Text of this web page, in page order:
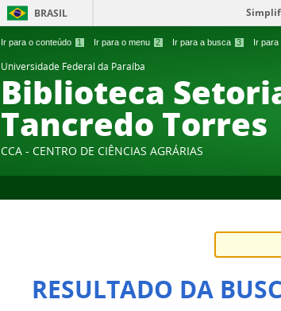
Ir para o conteúdo 1 Ir para o menu 2 Ir para a busca 3 Ir para
BRASIL
Universidade Federal da Paraíba
Biblioteca
Tancredo Torres
CCA - CENTRO DE CIÊNCIAS AGRÁRIAS
RESULTADO DA